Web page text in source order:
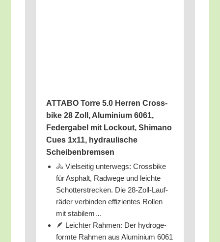
ATTABO Tor­re 5.0 Her­ren Cross­
bike 28 Zoll, Alu­mi­ni­um 6061,
Feder­ga­bel mit Lock­out, Shi­ma­no
Cues 1x11, hydrau­li­sche
Scheibenbremsen
🚴 Viel­sei­tig unter­wegs: Cross­bike
für Asphalt, Rad­we­ge und leich­te
Schot­ter­stre­cken. Die 28-Zoll-Lauf­
rä­der ver­bin­den effi­zi­en­tes Rol­len
mit stabilem…
🪶 Leich­ter Rah­men: Der hydro­ge­
form­te Rah­men aus Alu­mi­ni­um 6061